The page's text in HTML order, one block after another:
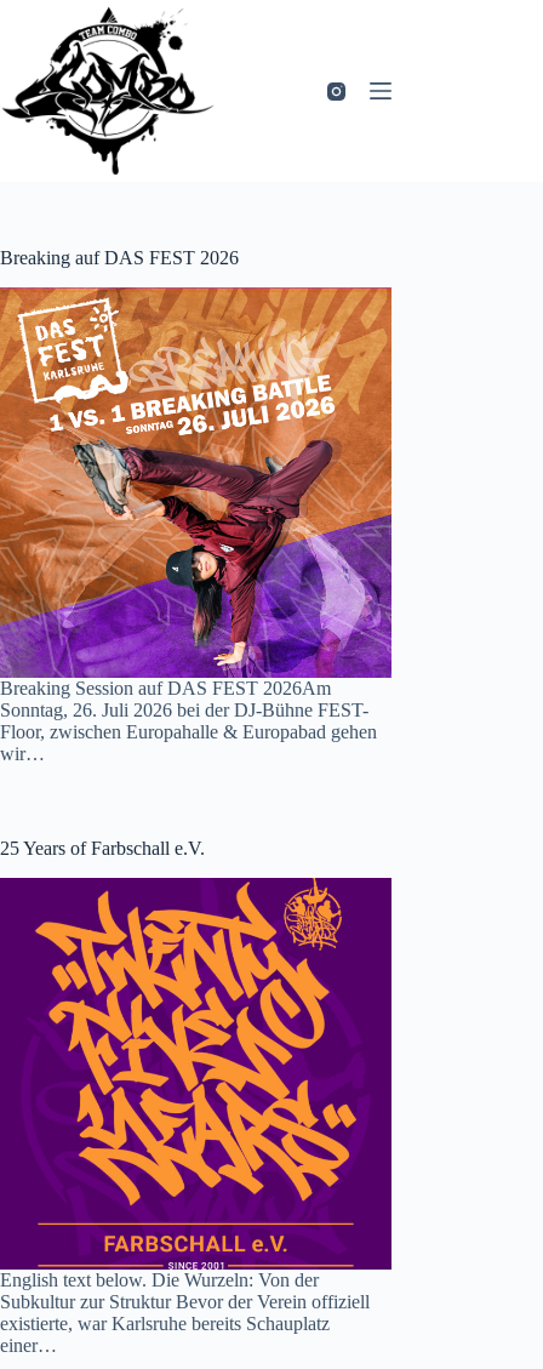
springen
Breaking auf DAS FEST 2026
Breaking Session auf DAS FEST 2026Am
Sonntag, 26. Juli 2026 bei der DJ-Bühne FEST-
Floor, zwischen Europahalle & Europabad gehen
wir…
25 Years of Farbschall e.V.
English text below. Die Wurzeln: Von der
Subkultur zur Struktur Bevor der Verein offiziell
existierte, war Karlsruhe bereits Schauplatz
einer…